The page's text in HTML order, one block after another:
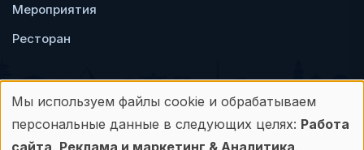
Мероприятия
Ресторан
Пользовательское
Политика
Использование
Мы используем файлы cookie и обрабатываем
персональные данные в следующих целях: Работа
сайта, Реклама и маркетинг & Аналитика